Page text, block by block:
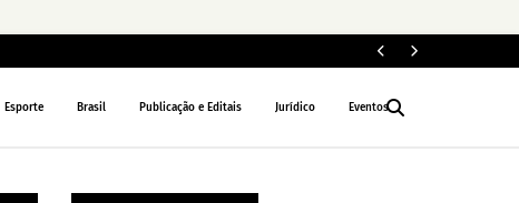
Esporte Brasil Publicação e Editais Jurídico Eventos